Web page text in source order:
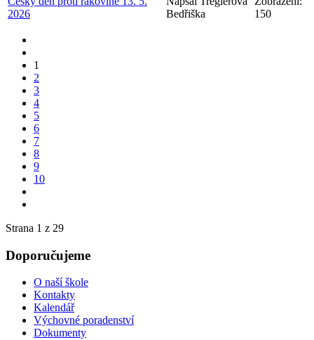
2026
Bedřiška
150
1
2
3
4
5
6
7
8
9
10
Strana 1 z 29
Doporučujeme
O naší škole
Kontakty
Kalendář
Výchovné poradenství
Dokumenty